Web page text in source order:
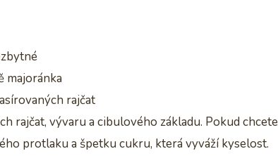
majoránka
rajčat
rajčat, vývaru a cibulového základu. Pokud chcete
protlaku a špetku cukru, která vyváží kyselost.